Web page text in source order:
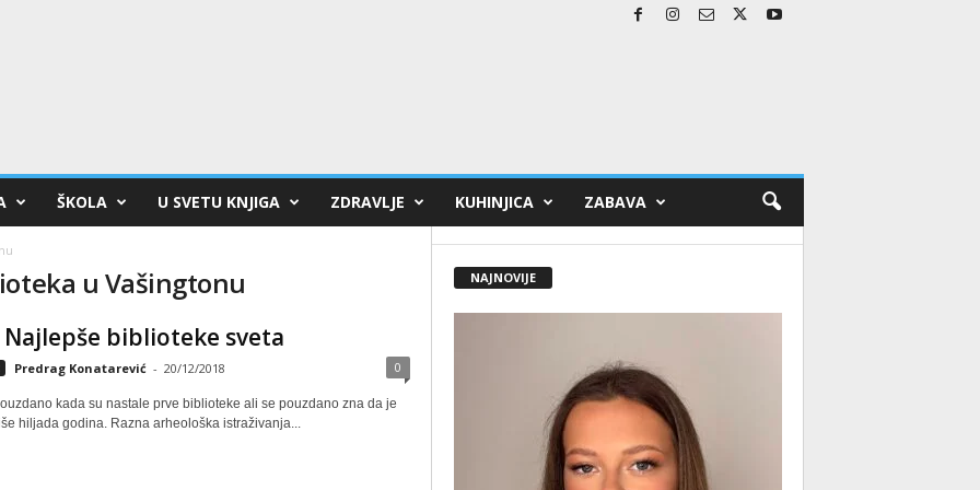
ŠKOLA U SVETU KNJIGA ZDRAVLJE KUHINJICA ZABAVA
u Vašingtonu
Najlepše biblioteke sveta
Predrag Konatarević - 20/12/2018 0
kada su nastale prve biblioteke ali se pouzdano zna da je
hiljada godina. Razna arheološka istraživanja...
NAJNOVIJE